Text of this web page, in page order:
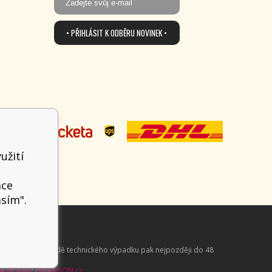
• PŘIHLÁSIT K ODBĚRU NOVINEK •
online; v případě technického výpadku pak nejpozději do 48